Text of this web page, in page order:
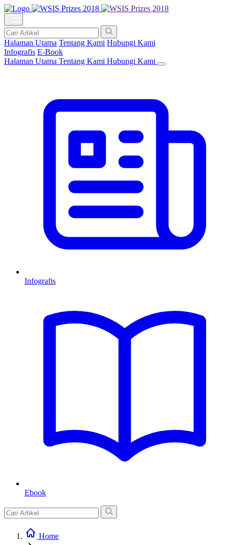
Halaman Utama Tentang Kami Hubungi Kami
Infografis E-Book
Halaman Utama Tentang Kami Hubungi Kami
Infografis
Ebook
Home